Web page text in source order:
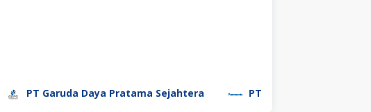
PT Garuda Daya Pratama Sejahtera PT Panasonic Manufacturing